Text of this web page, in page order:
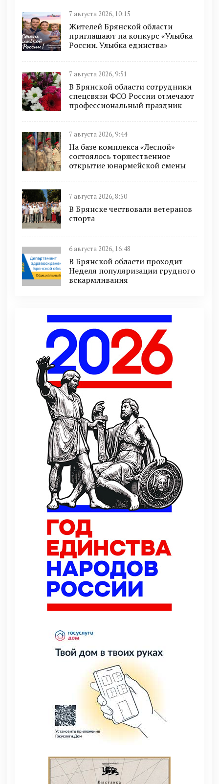
7 августа 2026, 10:15
Жителей Брянской области
приглашают на конкурс «Улыбка
России. Улыбка единства»
7 августа 2026, 9:51
В Брянской области сотрудники
спецсвязи ФСО России отмечают
профессиональный праздник
7 августа 2026, 9:44
На базе комплекса «Лесной»
состоялось торжественное
открытие юнармейской смены
7 августа 2026, 8:50
В Брянске чествовали ветеранов
спорта
6 августа 2026, 16:48
В Брянской области проходит
Неделя популяризации грудного
вскармливания